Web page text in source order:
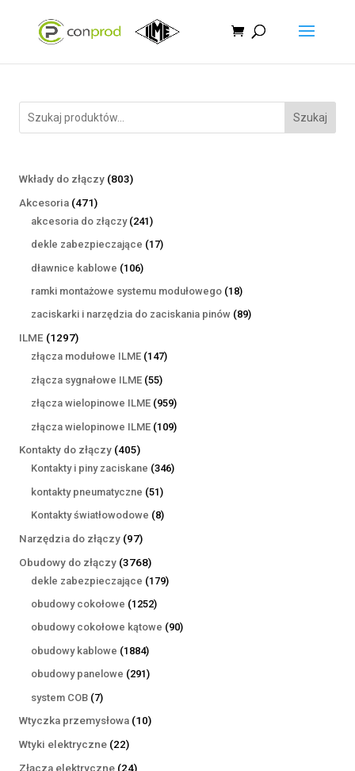
Szukaj
Wkłady do złączy 803803
Akcesoria 471471
produktów
akcesoria do złączy 241241
produktów
dekle zabezpieczające 1717
dławnice kablowe 106106
produktów
ramki montażowe systemu modułowego 1818
produktów
zaciskarki i narzędzia do zaciskania pinów 8989
ILME 12971297
produktów
złącza modułowe ILME 147147
złącza sygnałowe ILME 5555
produktów
złącza wielopinowe ILME 959959
produktów
złącza wielopinowe ILME 109109
Kontakty do złączy 405405
produktów
Kontakty i piny zaciskane 346346
kontakty pneumatyczne 5151
produktów
Kontakty światłowodowe 88
Narzędzia do złączy 9797
produktów
Obudowy do złączy 37683768
produktów
dekle zabezpieczające 179179
obudowy cokołowe 12521252
produkty
obudowy cokołowe kątowe 9090
obudowy kablowe 18841884
produkty
obudowy panelowe 291291
system COB 77
produktów
Wtyczka przemysłowa 1010
Wtyki elektryczne 2222
produkty
Złącza elektryczne 2424